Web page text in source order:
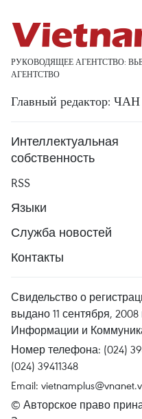
РУКОВОДЯЩЕЕ АГЕНТСТВО:
АГЕНТСТВО
Главный редактор:
Интеллектуальная
собственность
RSS
Языки
Служба новостей
Контакты
Свидельство о
выдано 11 сентября,
Информации и
Номер телефона: (024)
(024) 39411348
Email:
© Авторское право